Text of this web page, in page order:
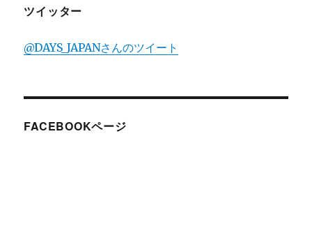
ツイッター
@DAYS_JAPANさんのツイート
FACEBOOKページ